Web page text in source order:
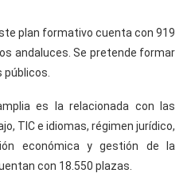
plan formativo cuenta con 919
andaluces. Se pretende formar
es la relacionada con las
TIC e idiomas, régimen jurídico,
económica y gestión de la
con 18.550 plazas.